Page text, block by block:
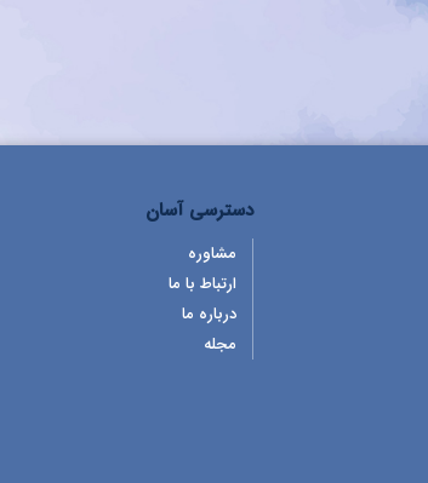
دسترسی آسان
مشاوره
ارتباط با ما
درباره ما
مجله